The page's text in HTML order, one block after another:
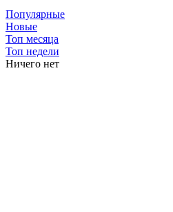
Популярные
Новые
Топ месяца
Топ недели
Ничего нет